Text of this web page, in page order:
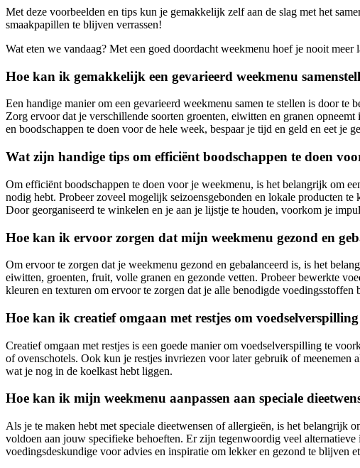
Met deze voorbeelden en tips kun je gemakkelijk zelf aan de slag met het
smaakpapillen te blijven verrassen!
Wat eten we vandaag? Met een goed doordacht weekmenu hoef je nooit
Hoe kan ik gemakkelijk een gevarieerd weekmenu
Een handige manier om een gevarieerd weekmenu samen te stellen is door
Zorg ervoor dat je verschillende soorten groenten, eiwitten en granen
en boodschappen te doen voor de hele week, bespaar je tijd en geld en eet je
Wat zijn handige tips om efficiënt boodschappen te doen
Om efficiënt boodschappen te doen voor je weekmenu, is het belangrijk om
nodig hebt. Probeer zoveel mogelijk seizoensgebonden en lokale producten
Door georganiseerd te winkelen en je aan je lijstje te houden, voorkom je
Hoe kan ik ervoor zorgen dat mijn weekmenu gezond en
Om ervoor te zorgen dat je weekmenu gezond en gebalanceerd is, is het
eiwitten, groenten, fruit, volle granen en gezonde vetten. Probeer bewerkte
kleuren en texturen om ervoor te zorgen dat je alle benodigde voedingsstoffen
Hoe kan ik creatief omgaan met restjes om
Creatief omgaan met restjes is een goede manier om voedselverspilling te
of ovenschotels. Ook kun je restjes invriezen voor later gebruik of meenemen
wat je nog in de koelkast hebt liggen.
Hoe kan ik mijn weekmenu aanpassen aan speciale
Als je te maken hebt met speciale dieetwensen of allergieën, is het belangrijk
voldoen aan jouw specifieke behoeften. Er zijn tegenwoordig veel
voedingsdeskundige voor advies en inspiratie om lekker en gezond te blijven